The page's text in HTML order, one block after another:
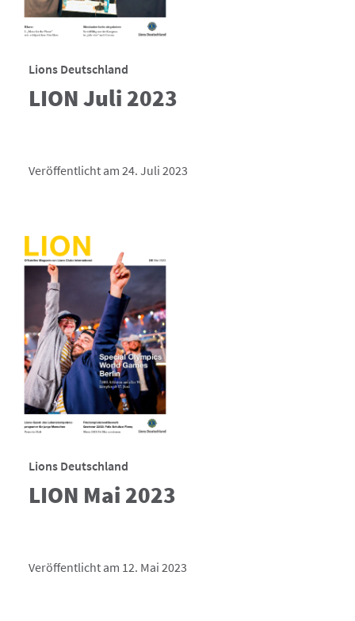
Lions Deutschland
LION Juli 2023
Veröffentlicht am 24. Juli 2023
Lions Deutschland
LION Mai 2023
Veröffentlicht am 12. Mai 2023